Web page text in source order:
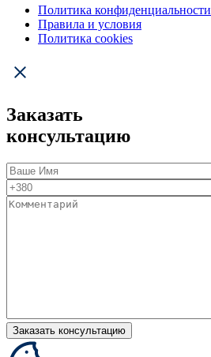
Политика конфиденциальности
Правила и условия
Политика cookies
Заказать
консультацию